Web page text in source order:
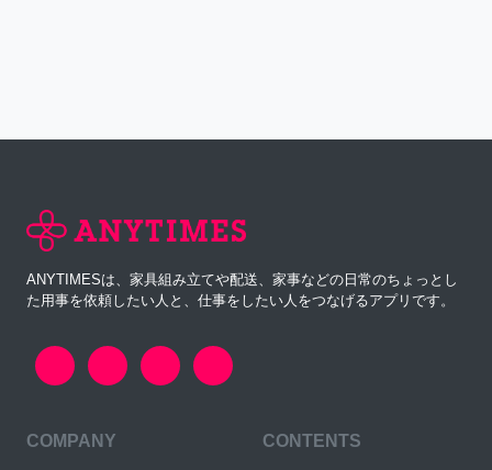
ANYTIMESは、家具組み立てや配送、家事などの日常のちょっとし
た用事を依頼したい人と、仕事をしたい人をつなげるアプリです。
COMPANY CONTENTS